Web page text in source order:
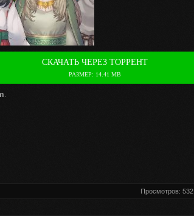
СКАЧАТЬ ЧЕРЕЗ ТОРРЕНТ
РАЗМЕР: 14.41 MB
.
Просмотров: 532